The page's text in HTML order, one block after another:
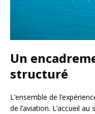
Un
structuré
L’ensemble de
de l’aviation. L’accueil